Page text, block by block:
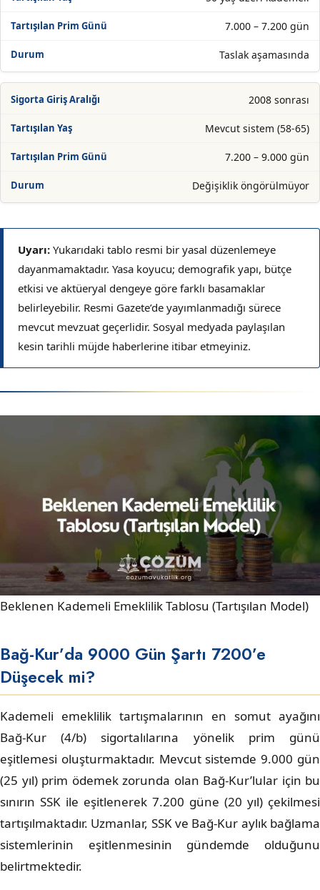
7.000 – 7.200 gün
Taslak aşamasında
2008 sonrası
Mevcut sistem (58-65)
7.200 – 9.000 gün
Değişiklik öngörülmüyor
Uyarı: Yukarıdaki tablo resmi bir yasal düzenlemeye
dayanmamaktadır. Yasa koyucu; demografik yapı, bütçe
etkisi ve aktüeryal dengeye göre farklı basamaklar
belirleyebilir. Resmi Gazete’de yayımlanmadığı sürece
mevcut mevzuat geçerlidir. Sosyal medyada paylaşılan
kesin tarihli müjde haberlerine itibar etmeyiniz.
Beklenen Kademeli Emeklilik Tablosu (Tartışılan Model)
Bağ-Kur’da 9000 Gün Şartı 7200’e
Düşecek mi?
Kademeli emeklilik tartışmalarının en somut ayağını
Bağ-Kur (4/b) sigortalılarına yönelik prim günü
eşitlemesi oluşturmaktadır. Mevcut sistemde 9.000 gün
(25 yıl) prim ödemek zorunda olan Bağ-Kur’lular için bu
sınırın SSK ile eşitlenerek 7.200 güne (20 yıl) çekilmesi
tartışılmaktadır. Uzmanlar, SSK ve Bağ-Kur aylık bağlama
sistemlerinin eşitlenmesinin gündemde olduğunu
belirtmektedir.